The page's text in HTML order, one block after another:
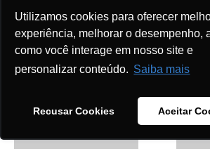
Utilizamos cookies para oferecer
experiência, melhorar o desempenho,
como você interage em nosso site e
personalizar conteúdo. Saiba mais
Recusar Cookies Aceitar